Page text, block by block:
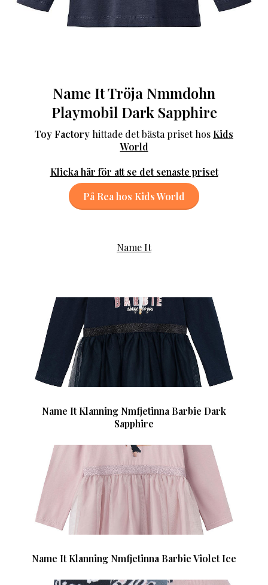
Name It Tröja Nmmdohn
Playmobil Dark Sapphire
Toy Factory hittade det bästa priset hos Kids
World
Klicka här för att se det senaste priset
På Rea hos Kids World
Name It
Name It Klanning Nmfjetinna Barbie Dark
Sapphire
Name It Klanning Nmfjetinna Barbie Violet Ice